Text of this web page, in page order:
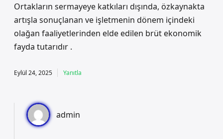
Ortakların sermayeye katkıları dışında, özkaynakta
artışla sonuçlanan ve işletmenin dönem içindeki
olağan faaliyetlerinden elde edilen brüt ekonomik
fayda tutarıdır .
Eylül 24, 2025 Yanıtla
admin